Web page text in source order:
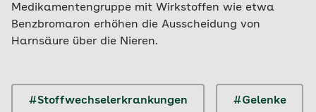
Medikamentengruppe mit Wirkstoffen wie etwa
Benzbromaron erhöhen die Ausscheidung von
Harnsäure über die Nieren.
#Stoffwechselerkrankungen #Gelenke